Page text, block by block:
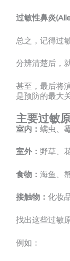
过敏性鼻炎
总之，记得过
分辨清楚后，
甚至，最后将
是预防的最大
主要过敏原
室内： 螨虫、
室外： 野草、
食物： 海鱼、
接触物： 化妆
找出这些过敏
例如：